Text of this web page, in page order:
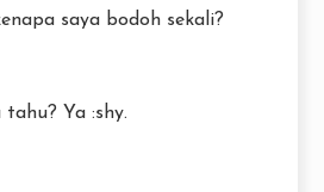
saya bodoh sekali?
Ya :shy.